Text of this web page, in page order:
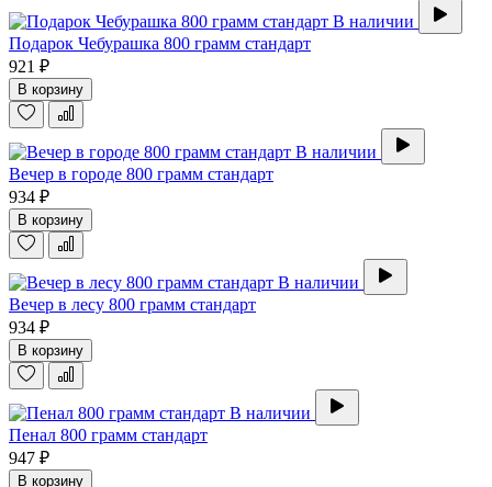
В наличии
Подарок Чебурашка 800 грамм стандарт
921 ₽
В корзину
В наличии
Вечер в городе 800 грамм стандарт
934 ₽
В корзину
В наличии
Вечер в лесу 800 грамм стандарт
934 ₽
В корзину
В наличии
Пенал 800 грамм стандарт
947 ₽
В корзину